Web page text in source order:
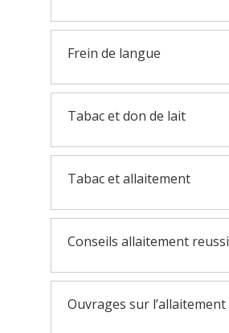
Frein de langue
Tabac et don de lait
Tabac et allaitement
Conseils allaitement reussi
Ouvrages sur l’allaitement